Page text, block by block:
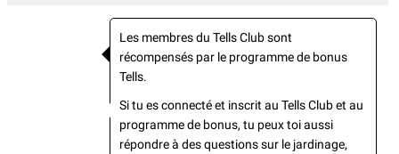
Les membres du Tells Club sont
récompensés par le programme de bonus
Tells.
Si tu es connecté et inscrit au Tells Club et au
programme de bonus, tu peux toi aussi
répondre à des questions sur le jardinage,